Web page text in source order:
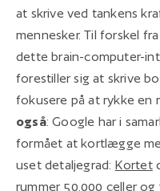
at skrive ved tankens
mennesker. Til forskel
dette brain-computer-
forestiller sig at skrive
fokusere på at rykke en
også: Google har i
formået at kortlægge
uset detaljegrad: Kortet
rummer 50.000 celler og